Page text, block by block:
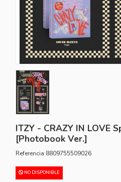
ITZY - CRAZY IN LOVE
[Photobook Ver.]
Referencia 8809755509026
NO DISPONIBLE